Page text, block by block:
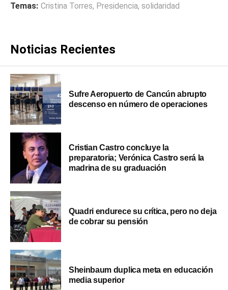
Temas: Cristina Torres, Presidencia, solidaridad
Noticias Recientes
Sufre Aeropuerto de Cancún abrupto
descenso en número de operaciones
Cristian Castro concluye la
preparatoria; Verónica Castro será la
madrina de su graduación
Quadri endurece su crítica, pero no deja
de cobrar su pensión
Sheinbaum duplica meta en educación
media superior